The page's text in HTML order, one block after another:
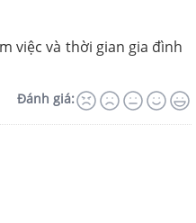
việc và thời gian gia đình
Đánh giá: